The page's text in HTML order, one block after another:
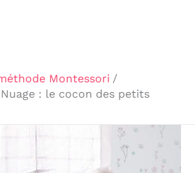
Montessori
: le cocon des petits